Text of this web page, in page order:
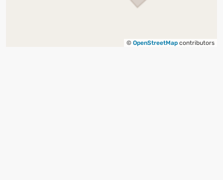
© OpenStreetMap contributors